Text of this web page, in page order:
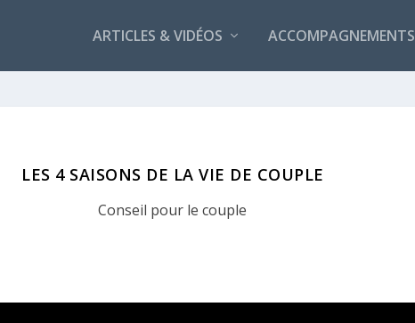
ARTICLES & VIDÉOS ACCOMPAGNEMENTS
LES 4 SAISONS DE LA VIE DE COUPLE
Conseil pour le couple